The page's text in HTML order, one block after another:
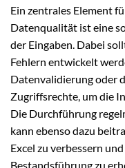
Ein zentrales Element
Datenqualität ist eine
der Eingaben. Dabei
Fehlern entwickelt
Datenvalidierung oder
Zugriffsrechte, um die
Die Durchführung
kann ebenso dazu
Excel zu verbessern
Bestandsführung zu